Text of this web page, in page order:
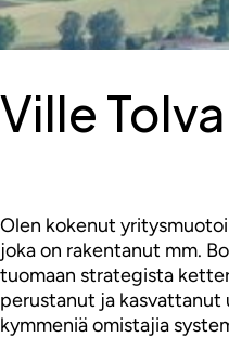
Ville
Olen kokenut
joka on rakentanut mm.
tuomaan strategista
perustanut ja kasvattanut
kymmeniä omistajia